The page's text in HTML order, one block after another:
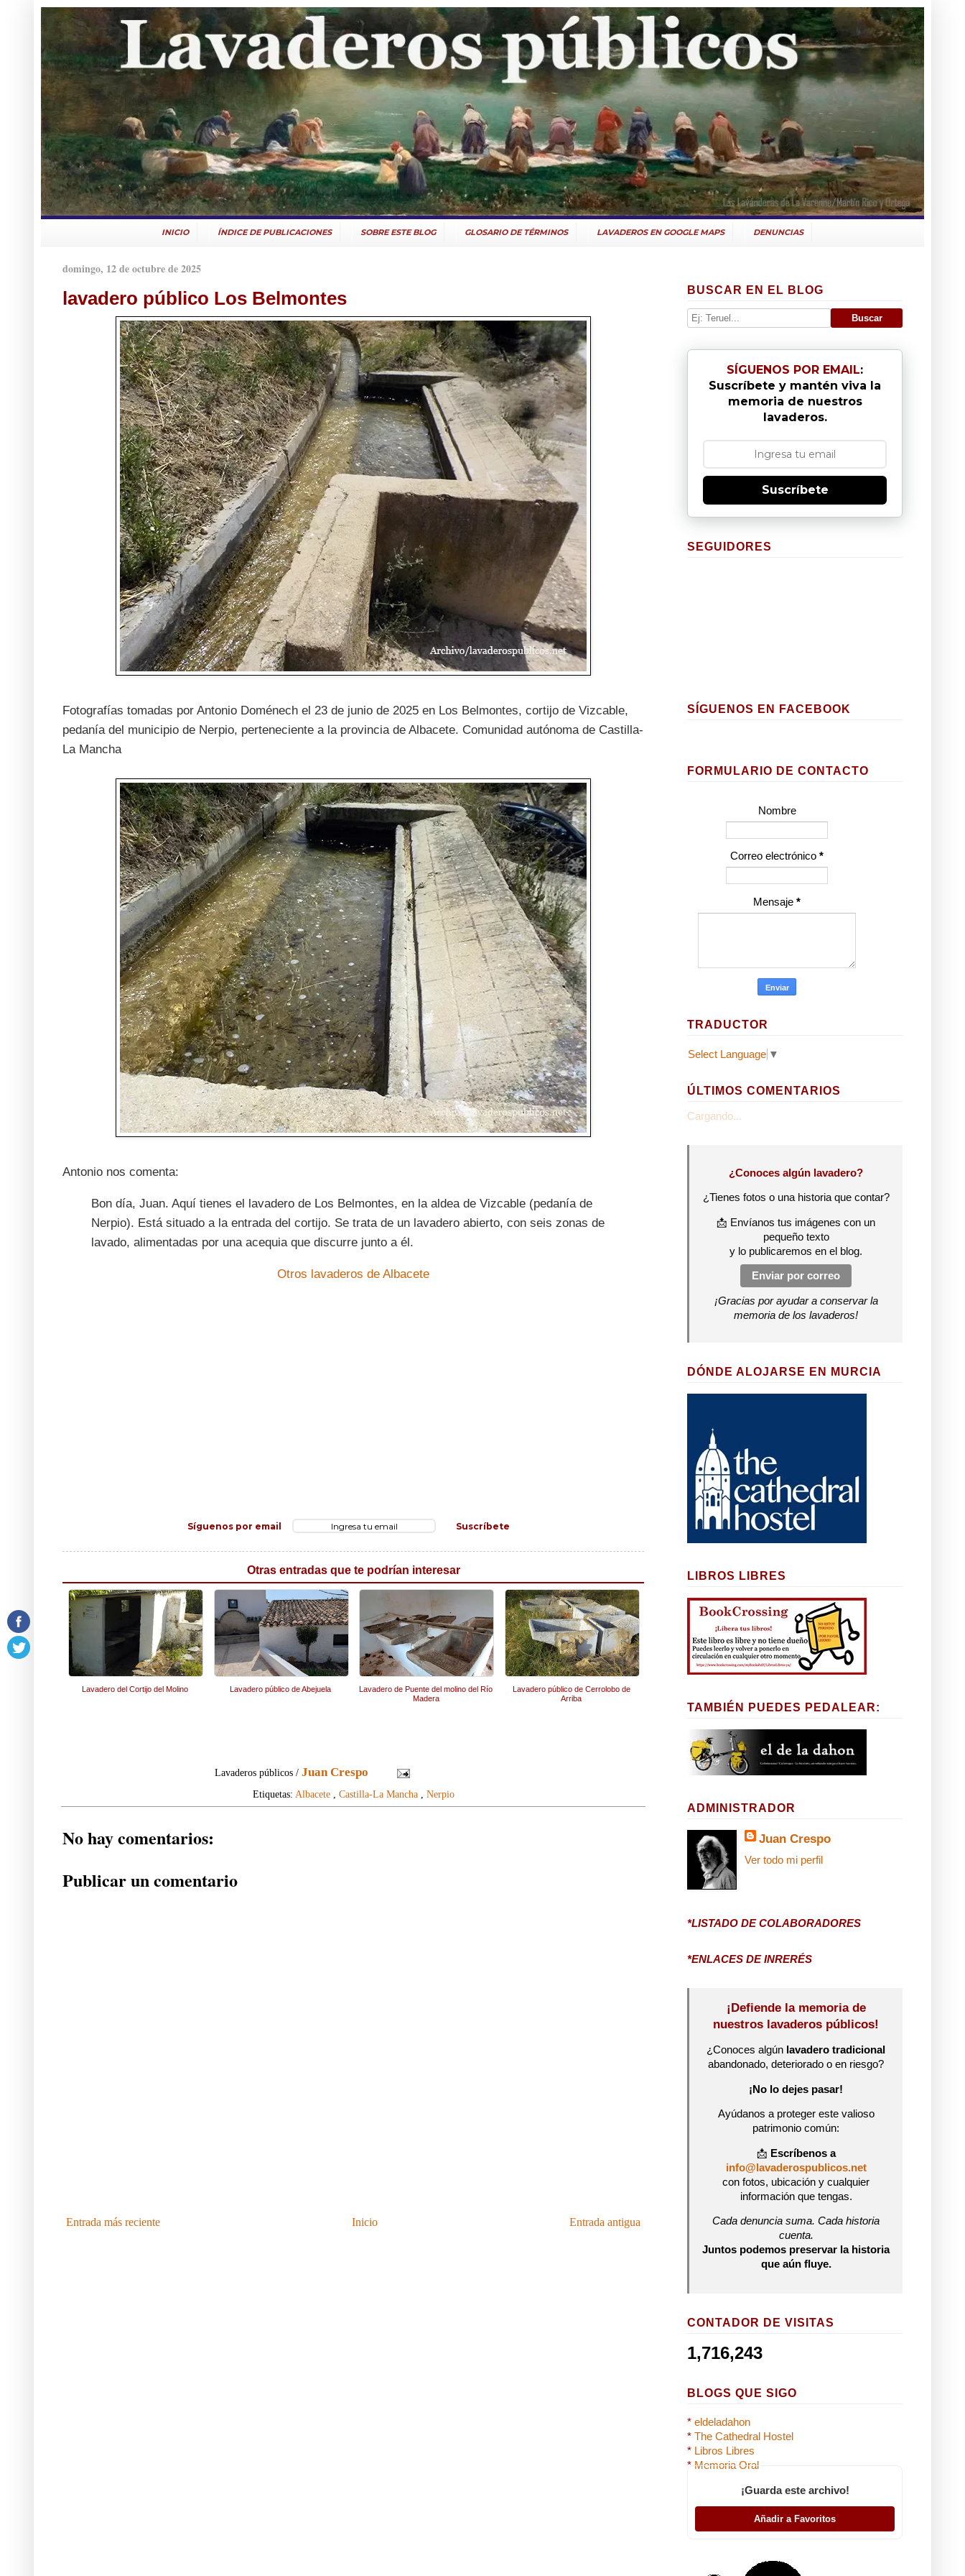
INICIO ÍNDICE DE PUBLICACIONES SOBRE ESTE BLOG GLOSARIO DE TÉRMINOS LAVADEROS EN GOOGLE MAPS DENUNCIAS
domingo, 12 de octubre de 2025
lavadero público Los Belmontes
Fotografías tomadas por Antonio Doménech el 23 de junio de 2025 en Los Belmontes, cortijo de Vizcable,
pedanía del municipio de Nerpio, perteneciente a la provincia de Albacete. Comunidad autónoma de Castilla-
La Mancha
Antonio nos comenta:
Bon día, Juan. Aquí tienes el lavadero de Los Belmontes, en la aldea de Vizcable (pedanía de
Nerpio). Está situado a la entrada del cortijo. Se trata de un lavadero abierto, con seis zonas de
lavado, alimentadas por una acequia que discurre junto a él.
Otros lavaderos de Albacete
Síguenos por email Suscríbete
Otras entradas que te podrían interesar
Lavadero del Cortijo del Molino Lavadero público de Abejuela
Lavadero de Puente del molino del Río
Madera
Lavadero público de Cerrolobo de
Arriba
Lavaderos públicos /Juan Crespo
Etiquetas: Albacete, Castilla-La Mancha, Nerpio
No hay comentarios:
Publicar un comentario
Entrada más reciente Entrada antigua
Inicio
BUSCAR EN EL BLOG
SÍGUENOS POR EMAIL:
Suscríbete y mantén viva la
memoria de nuestros
lavaderos.
Suscríbete
SEGUIDORES
SÍGUENOS EN FACEBOOK
FORMULARIO DE CONTACTO
Nombre
Correo electrónico *
Mensaje *
TRADUCTOR
Select Language ▼
ÚLTIMOS COMENTARIOS
Cargando...
¿Conoces algún lavadero?
¿Tienes fotos o una historia que contar?
📩 Envíanos tus imágenes con un
pequeño texto
y lo publicaremos en el blog.
Enviar por correo
¡Gracias por ayudar a conservar la
memoria de los lavaderos!
DÓNDE ALOJARSE EN MURCIA
LIBROS LIBRES
TAMBIÉN PUEDES PEDALEAR:
ADMINISTRADOR
Juan Crespo
Ver todo mi perfil
*LISTADO DE COLABORADORES
*ENLACES DE INRERÉS
¡Defiende la memoria de
nuestros lavaderos públicos!
¿Conoces algún lavadero tradicional
abandonado, deteriorado o en riesgo?
¡No lo dejes pasar!
Ayúdanos a proteger este valioso
patrimonio común:
📩 Escríbenos a
info@lavaderospublicos.net
con fotos, ubicación y cualquier
información que tengas.
Cada denuncia suma. Cada historia
cuenta.
Juntos podemos preservar la historia
que aún fluye.
CONTADOR DE VISITAS
1,716,243
BLOGS QUE SIGO
* eldeladahon
* The Cathedral Hostel
* Libros Libres
* Memoria Oral
¡Guarda este archivo!
Añadir a Favoritos